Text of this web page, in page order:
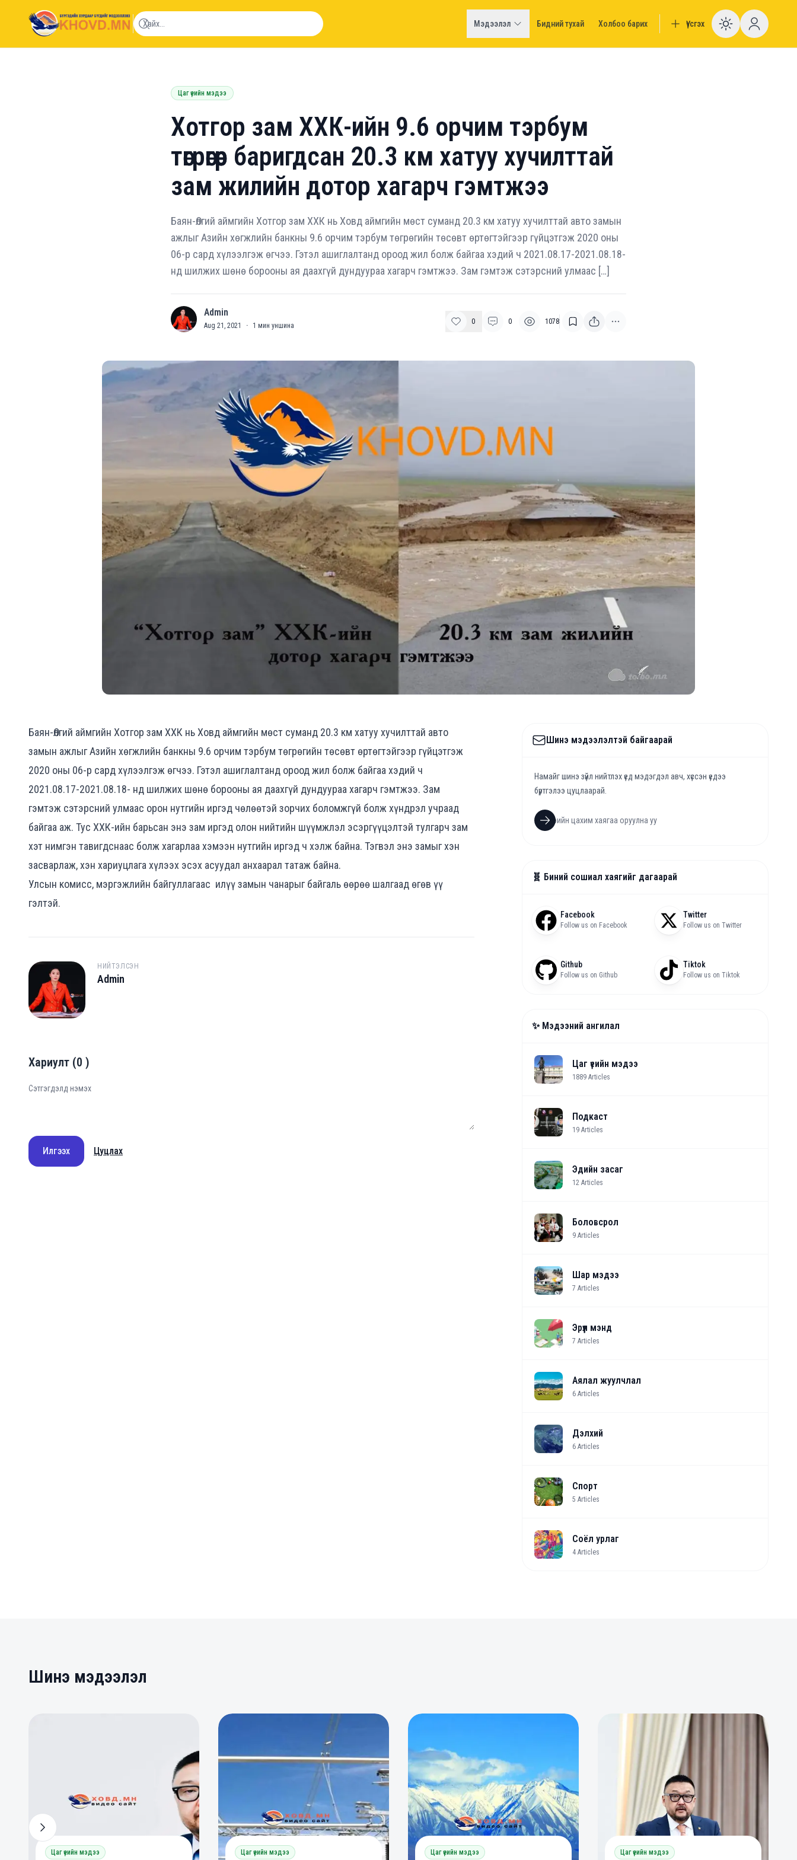
khovd.mn
Мэдээлэл Бидний тухай Холбоо барих Үүсгэх Enable
Цаг үеийн мэдээ
Хотгор зам ХХК-ийн 9.6 орчим тэрбум
төгрөгөөр баригдсан 20.3 км хатуу хучилттай
зам жилийн дотор хагарч гэмтжээ
Баян-Өлгий аймгийн Хотгор зам ХХК нь Ховд аймгийн мөст суманд 20.3 км хатуу хучилттай авто замын
ажлыг Азийн хөгжлийн банкны 9.6 орчим тэрбум төгрөгийн төсөвт өртөгтэйгээр гүйцэтгэж 2020 оны
06-р сард хүлээлгэж өгчээ. Гэтэл ашиглалтанд ороод жил болж байгаа хэдий ч 2021.08.17-2021.08.18-
нд шилжих шөнө борооны ая даахгүй дундуураа хагарч гэмтжээ. Зам гэмтэж сэтэрсний улмаас […]
A Admin
Aug 21, 2021 · 1 мин уншина 0 0 1078
Баян-Өлгий аймгийн Хотгор зам ХХК нь Ховд аймгийн мөст суманд 20.3 км хатуу хучилттай авто
замын ажлыг Азийн хөгжлийн банкны 9.6 орчим тэрбум төгрөгийн төсөвт өртөгтэйгээр гүйцэтгэж
2020 оны 06-р сард хүлээлгэж өгчээ. Гэтэл ашиглалтанд ороод жил болж байгаа хэдий ч
2021.08.17-2021.08.18- нд шилжих шөнө борооны ая даахгүй дундуураа хагарч гэмтжээ. Зам
гэмтэж сэтэрсний улмаас орон нутгийн иргэд чөлөөтэй зорчих боломжгүй болж хүндрэл учраад
байгаа аж. Тус ХХК-ийн барьсан энэ зам иргэд олон нийтийн шүүмжлэл эсэргүүцэлтэй тулгарч зам
хэт нимгэн тавигдснаас болж хагарлаа хэмээн нутгийн иргэд ч хэлж байна. Тэгвэл энэ замыг хэн
засварлаж, хэн хариуцлага хүлээх эсэх асуудал анхаарал татаж байна.
Улсын комисс, мэргэжлийн байгуллагаас илүү замын чанарыг байгаль өөрөө шалгаад өгөв үү
гэлтэй.
A
НИЙТЭЛСЭН
Admin
Хариулт (0 )
Илгээх Цуцлах
Шинэ мэдээлэлтэй байгаарай
Намайг шинэ зүйл нийтлэх үед мэдэгдэл авч, хүссэн үедээ
бүртгэлээ цуцлаарай.
🧬 Биний сошиал хаягийг дагаарай
Facebook
Follow us on Facebook
Twitter
Follow us on Twitter
Github
Follow us on Github
Tiktok
Follow us on Tiktok
✨ Мэдээний ангилал
Цаг үеийн мэдээ
1889 Articles
Подкаст
19 Articles
Эдийн засаг
12 Articles
Боловсрол
9 Articles
Шар мэдээ
7 Articles
Эрүүл мэнд
7 Articles
Аялал жуулчлал
6 Articles
Дэлхий
6 Articles
Спорт
5 Articles
Соёл урлаг
4 Articles
Шинэ мэдээлэл
Цаг үеийн мэдээ Цаг үеийн мэдээ Цаг үеийн мэдээ Цаг үеийн мэдээ